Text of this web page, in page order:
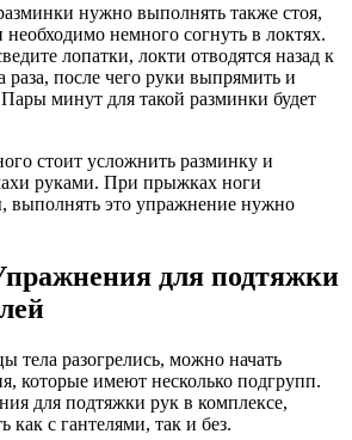
нужно выполнять также стоя,
немного согнуть в локтях.
лопатки, локти отводятся назад к
раза, после чего руки выпрямить и
минут для такой разминки будет
стоит усложнить разминку и
руками. При прыжках ноги
выполнять это упражнение нужно
для подтяжки
тела разогрелись, можно начать
которые имеют несколько подгрупп.
для подтяжки рук в комплексе,
как с гантелями, так и без.